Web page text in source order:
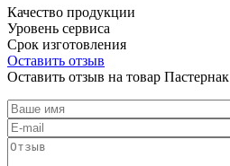
Качество продукции
Уровень сервиса
Срок изготовления
Оставить отзыв
Оставить отзыв на товар Пастернак